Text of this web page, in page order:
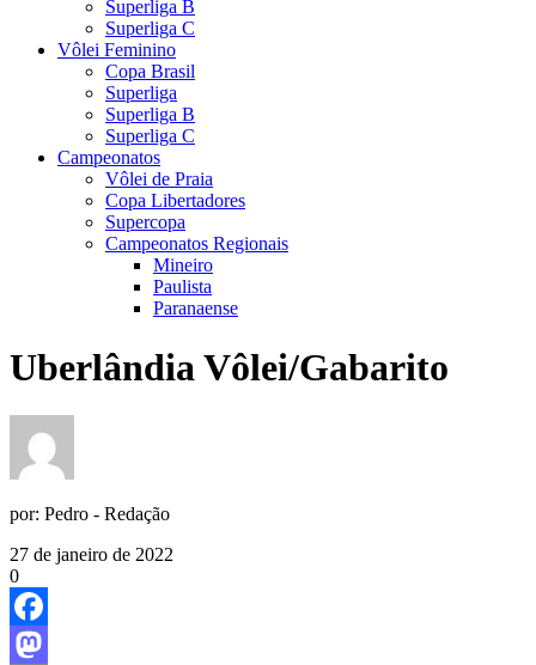
Superliga B
Superliga C
Vôlei Feminino
Copa Brasil
Superliga
Superliga B
Superliga C
Campeonatos
Vôlei de Praia
Copa Libertadores
Supercopa
Campeonatos Regionais
Mineiro
Paulista
Paranaense
Uberlândia Vôlei/Gabarito
por: Pedro - Redação
27 de janeiro de 2022
0
Facebook